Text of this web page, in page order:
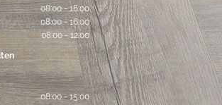
08:00 - 16:00
08:00 - 16:00
08:00 - 12:00
08:00 - 15:00